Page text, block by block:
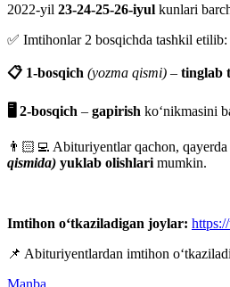
2022-yil 23-24-25-26-iyul kunlari
✅ Imtihonlar 2 bosqichda tashkil etilib:
📋 1-bosqich (yozma qismi) – tinglab
🖥 2-bosqich – gapirish ko‘nikmasini
👨🏻‍💻 Abituriyentlar qachon,
qismida) yuklab olishlari mumkin.
Imtihon o‘tkaziladigan joylar:
📌 Abituriyentlardan imtihon
Manba